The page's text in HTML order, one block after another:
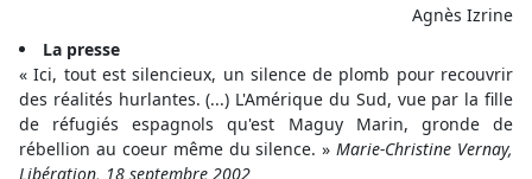
Agnès Izrine
La presse
« Ici, tout est silencieux, un silence de plomb pour recouvrir
des réalités hurlantes. (...) L'Amérique du Sud, vue par la fille
de réfugiés espagnols qu'est Maguy Marin, gronde de
rébellion au coeur même du silence. »Marie-Christine Vernay,
Libération, 18 septembre 2002